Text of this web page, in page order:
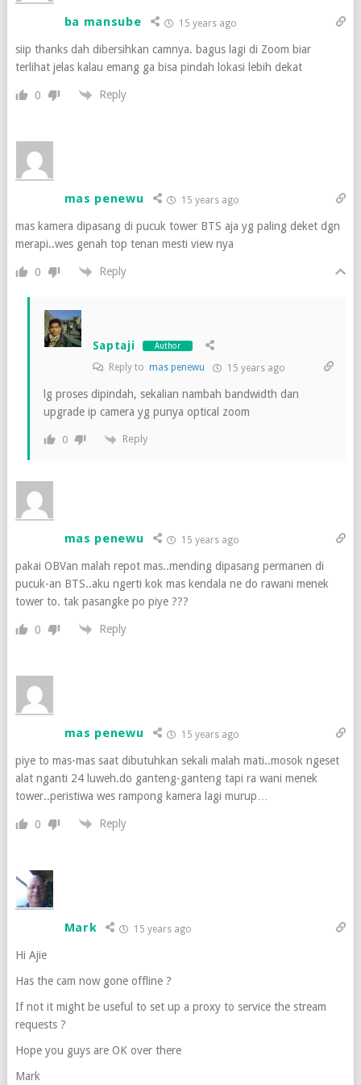
ba mansube 15 years ago
siip thanks dah dibersihkan camnya. bagus lagi di Zoom biar
terlihat jelas kalau emang ga bisa pindah lokasi lebih dekat
0 Reply
mas penewu 15 years ago
mas kamera dipasang di pucuk tower BTS aja yg paling deket dgn
merapi..wes genah top tenan mesti view nya
0 Reply
Saptaji Author
Reply to mas penewu 15 years ago
lg proses dipindah, sekalian nambah bandwidth dan
upgrade ip camera yg punya optical zoom
0 Reply
mas penewu 15 years ago
pakai OBVan malah repot mas..mending dipasang permanen di
pucuk-an BTS..aku ngerti kok mas kendala ne do rawani menek
tower to. tak pasangke po piye ???
0 Reply
mas penewu 15 years ago
piye to mas-mas saat dibutuhkan sekali malah mati..mosok ngeset
alat nganti 24 luweh.do ganteng-ganteng tapi ra wani menek
tower..peristiwa wes rampong kamera lagi murup…
0 Reply
Mark 15 years ago
Hi Ajie
Has the cam now gone offline ?
If not it might be useful to set up a proxy to service the stream
requests ?
Hope you guys are OK over there
Mark